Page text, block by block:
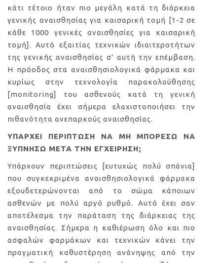
κάτι τέτοιο ήταν πιο μεγάλη κατά τη διάρκεια
γενικής αναισθησίας για καισαρική τομή [1-2 σε
κάθε 1000 γενικές αναισθησίες για καισαρική
τομή]. Αυτό εξαιτίας τεχνικών ιδιαιτεροτήτων
της γενικής αναισθησίας σ’ αυτή την επέμβαση.
Η πρόοδος στα αναισθησιολογικά φάρμακα και
κυρίως στην τεχνολογία παρακολούθησης
[monitoring] του ασθενούς κατά τη γενική
αναισθησία έχει σήμερα ελαχιστοποιήσει την
πιθανότητα ανεπαρκούς αναισθησίας.
ΥΠΑΡΧΕΙ ΠΕΡΙΠΤΩΣΗ ΝΑ ΜΗ ΜΠΟΡΕΣΩ ΝΑ
ΞΥΠΝΗΣΩ ΜΕΤΑ ΤΗΝ ΕΓΧΕΙΡΗΣΗ;
Υπάρχουν περιπτώσεις [ευτυχώς πολύ σπάνια]
που συγκεκριμένα αναισθησιολογικά φάρμακα
εξουδετερώνονται από το σώμα κάποιων
ασθενών με πολύ αργό ρυθμό. Αυτό έχει σαν
αποτέλεσμα την παράταση της διάρκειας της
αναισθησίας. Σήμερα η καθιέρωση όλο και πιο
ασφαλών φαρμάκων και τεχνικών κάνει την
πραγματική καθυστέρηση ανάνηψης από την